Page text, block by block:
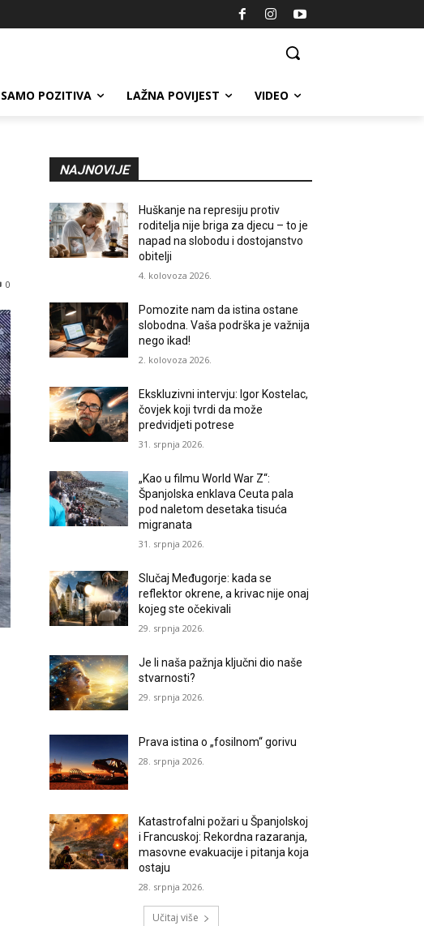
SAMO POZITIVA LAŽNA POVIJEST VIDEO
0
NAJNOVIJE
Huškanje na represiju protiv
roditelja nije briga za djecu – to je
napad na slobodu i dostojanstvo
obitelji
4. kolovoza 2026.
Pomozite nam da istina ostane
slobodna. Vaša podrška je važnija
nego ikad!
2. kolovoza 2026.
Ekskluzivni intervju: Igor Kostelac,
čovjek koji tvrdi da može
predvidjeti potrese
31. srpnja 2026.
„Kao u filmu World War Z“:
Španjolska enklava Ceuta pala
pod naletom desetaka tisuća
migranata
31. srpnja 2026.
Slučaj Međugorje: kada se
reflektor okrene, a krivac nije onaj
kojeg ste očekivali
29. srpnja 2026.
Je li naša pažnja ključni dio naše
stvarnosti?
29. srpnja 2026.
Prava istina o „fosilnom“ gorivu
28. srpnja 2026.
Katastrofalni požari u Španjolskoj
i Francuskoj: Rekordna razaranja,
masovne evakuacije i pitanja koja
ostaju
28. srpnja 2026.
Učitaj više